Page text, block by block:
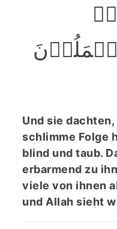
Und sie
schlimme Folge
blind und taub.
erbarmend zu
viele von ihnen
und Allah sieht